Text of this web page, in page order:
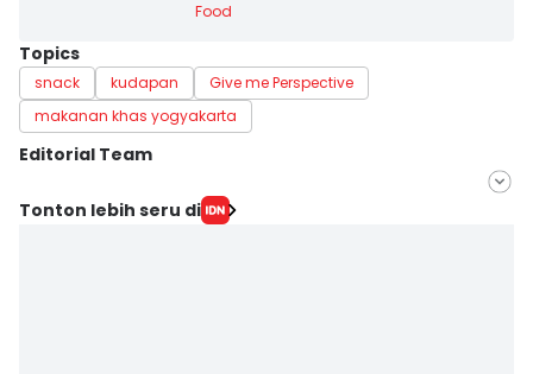
Food
Topics
snack kudapan
Give me Perspective
makanan khas yogyakarta
Editorial Team
Editor
Tonton lebih seru di